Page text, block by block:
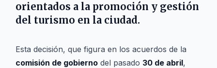
orientados a la promoción y gestión
del turismo en la ciudad.
Esta decisión, que figura en los acuerdos de la
comisión de gobierno del pasado 30 de abril,